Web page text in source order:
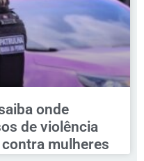
onde
de violência
mulheres